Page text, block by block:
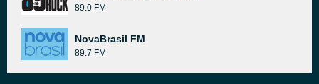
89.0 FM
NovaBrasil FM
89.7 FM